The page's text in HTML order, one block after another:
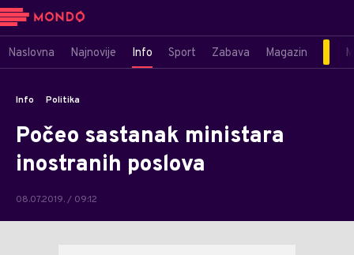
Naslovna Najnovije Info Sport Zabava Magazin
Info Politika
Počeo sastanak ministara
inostranih poslova
08.07.2019. / 09:12